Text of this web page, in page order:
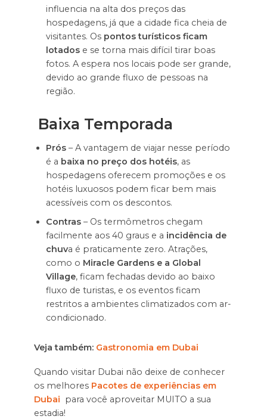
influencia na alta dos preços das
hospedagens, já que a cidade fica cheia de
visitantes. Os pontos turísticos ficam
lotados e se torna mais difícil tirar boas
fotos. A espera nos locais pode ser grande,
devido ao grande fluxo de pessoas na
região.
Baixa Temporada
Prós– A vantagem de viajar nesse período
é a baixa no preço dos hotéis, as
hospedagens oferecem promoções e os
hotéis luxuosos podem ficar bem mais
acessíveis com os descontos.
Contras– Os termômetros chegam
facilmente aos 40 graus e a incidência de
chuva é praticamente zero. Atrações,
como o Miracle Gardens e a Global
Village, ficam fechadas devido ao baixo
fluxo de turistas, e os eventos ficam
restritos a ambientes climatizados com ar-
condicionado.
Veja também: Gastronomia em Dubai
Quando visitar Dubai não deixe de conhecer
os melhores Pacotes de experiências em
Dubai para você aproveitar MUITO a sua
estadia!